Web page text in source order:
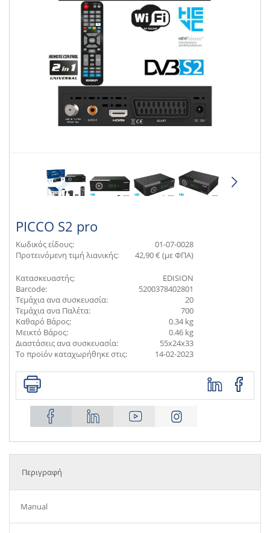
PICCO S2 pro
Κωδικός είδους:
01-07-0028
Προτεινόμενη τιμή λιανικής:
42,90 € (με ΦΠΑ)
Κατασκευαστής:
EDISION
Barcode:
5200378402801
Τεμάχια ανα συσκευασία:
20
Τεμάχια ανα Παλέτα:
700
Καθαρό Βάρος:
0.34 kg
Μεικτό Βάρος:
0.46 kg
Διαστάσεις ανα συσκευασία:
55x24x33
Το προϊόν καταχωρήθηκε στις:
14-02-2023
Περιγραφή
Manual